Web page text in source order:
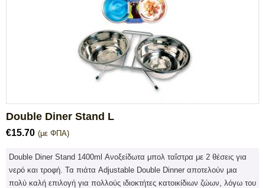
Double Diner Stand L
€15.70 (με ΦΠΑ)
Double Diner Stand 1400ml Ανοξείδωτα μπολ ταΐστρα με 2 θέσεις για
νερό και τροφή. Τα πιάτα Adjustable Double Dinner αποτελούν μια
πολύ καλή επιλογή για πολλούς ιδιοκτήτες κατοικίδιων ζώων, λόγω του